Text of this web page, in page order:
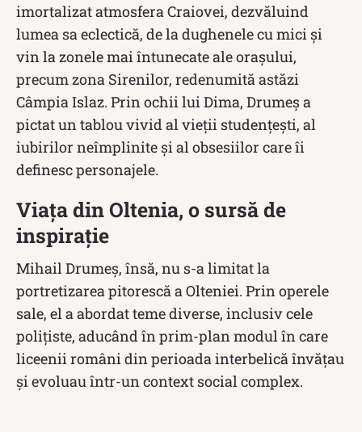
imortalizat atmosfera Craiovei, dezvăluind
lumea sa eclectică, de la dughenele cu mici și
vin la zonele mai întunecate ale orașului,
precum zona Sirenilor, redenumită astăzi
Câmpia Islaz. Prin ochii lui Dima, Drumeș a
pictat un tablou vivid al vieții studențești, al
iubirilor neîmplinite și al obsesiilor care îi
definesc personajele.
Viața din Oltenia, o sursă de
inspirație
Mihail Drumeș, însă, nu s-a limitat la
portretizarea pitorescă a Olteniei. Prin operele
sale, el a abordat teme diverse, inclusiv cele
polițiste, aducând în prim-plan modul în care
liceenii români din perioada interbelică învățau
și evoluau într-un context social complex.